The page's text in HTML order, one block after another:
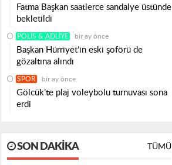
Fatma Başkan saatlerce sandalye üstünde
bekletildi
POLIS & ADLIYE bir ay önce
Başkan Hürriyet’in eski şoförü de
gözaltına alındı
SPOR bir ay önce
Gölcük’te plaj voleybolu turnuvası sona
erdi
SON DAKIKA TÜMÜ